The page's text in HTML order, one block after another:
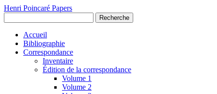
Henri Poincaré Papers
Recherche
Accueil
Bibliographie
Correspondance
Inventaire
Édition de la correspondance
Volume 1
Volume 2